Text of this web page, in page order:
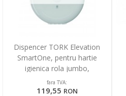
Dispencer TORK Elevation
SmartOne, pentru hartie
igienica rola jumbo,
268x269x157mm - alb
fara TVA:
119,55 RON